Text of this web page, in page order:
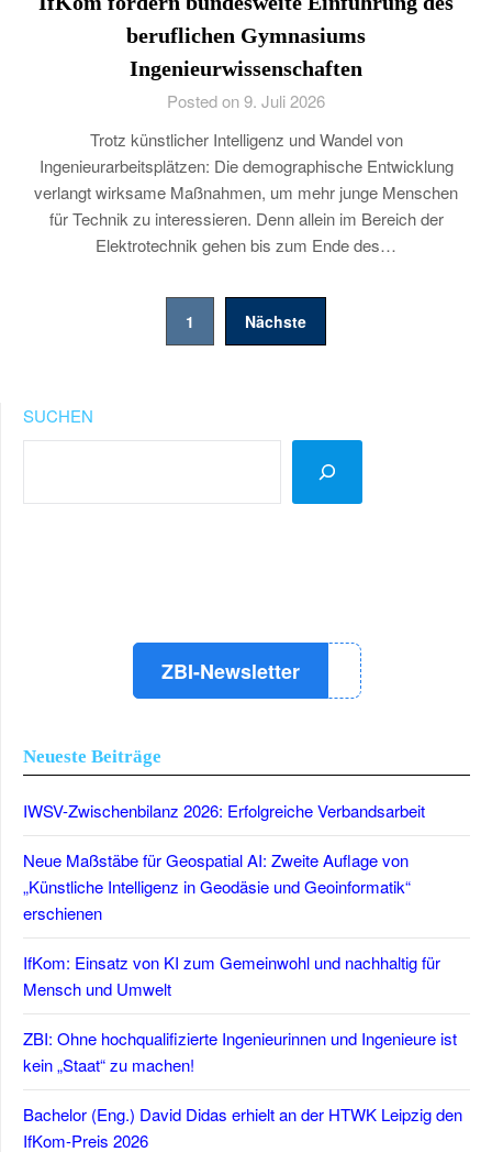
beruflichen Gymnasiums
Ingenieurwissenschaften
Posted on 9. Juli 2026
Trotz künstlicher Intelligenz und Wandel von
Ingenieurarbeitsplätzen: Die demographische Entwicklung
verlangt wirksame Maßnahmen, um mehr junge Menschen
für Technik zu interessieren. Denn allein im Bereich der
Elektrotechnik gehen bis zum Ende des…
Seitennummerierung
1 Nächste
SUCHEN
ZBI-Newsletter
Neueste Beiträge
IWSV-Zwischenbilanz 2026: Erfolgreiche Verbandsarbeit
Neue Maßstäbe für Geospatial AI: Zweite Auflage von
„Künstliche Intelligenz in Geodäsie und Geoinformatik“
erschienen
IfKom: Einsatz von KI zum Gemeinwohl und nachhaltig für
Mensch und Umwelt
ZBI: Ohne hochqualifizierte Ingenieurinnen und Ingenieure ist
kein „Staat“ zu machen!
Bachelor (Eng.) David Didas erhielt an der HTWK Leipzig den
IfKom-Preis 2026